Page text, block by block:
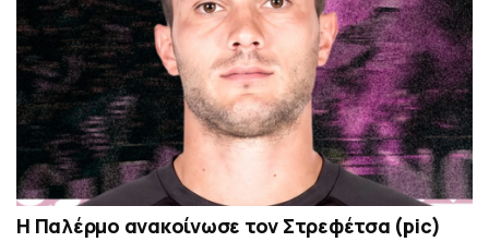
Η Παλέρμο ανακοίνωσε τον Στρεφέτσα (pic)